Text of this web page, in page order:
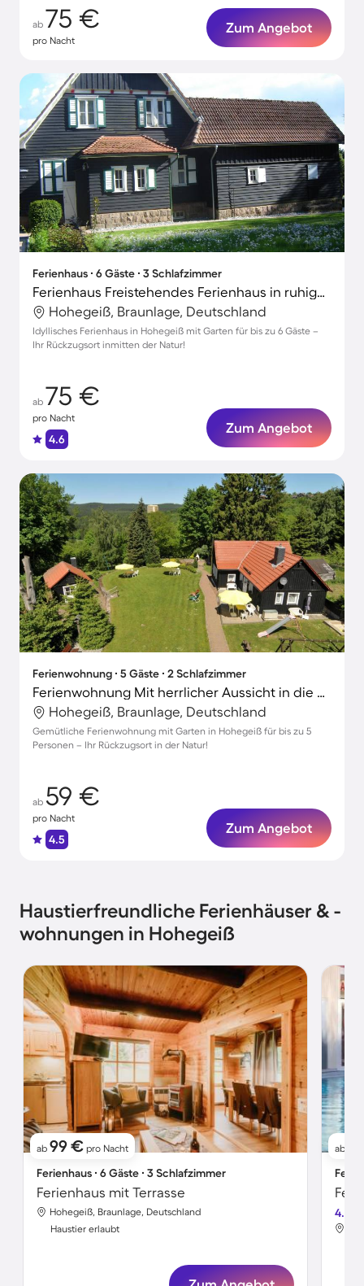
ab 75 €
pro Nacht
Zum Angebot
Ferienhaus ∙ 6 Gäste ∙ 3 Schlafzimmer
Ferienhaus Freistehendes Ferienhaus in ruhiger Lage
Hohegeiß, Braunlage, Deutschland
Idyllisches Ferienhaus in Hohegeiß mit Garten für bis zu 6 Gäste –
Ihr Rückzugsort inmitten der Natur!
ab 75 €
pro Nacht
4.6
Zum Angebot
Ferienwohnung ∙ 5 Gäste ∙ 2 Schlafzimmer
Ferienwohnung Mit herrlicher Aussicht in die Berge
Hohegeiß, Braunlage, Deutschland
Gemütliche Ferienwohnung mit Garten in Hohegeiß für bis zu 5
Personen – Ihr Rückzugsort in der Natur!
ab 59 €
pro Nacht
4.5
Zum Angebot
Haustierfreundliche Ferienhäuser & -
wohnungen in Hohegeiß
ab 99 € pro Nacht
Ferienhaus ∙ 6 Gäste ∙ 3 Schlafzimmer
Ferienhaus mit Terrasse
Hohegeiß, Braunlage, Deutschland
Haustier erlaubt
ab
4.0